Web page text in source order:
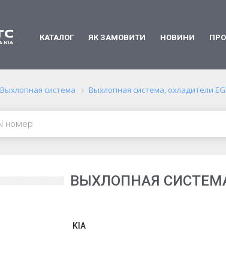
КАТАЛОГ ЯК ЗАМОВИТИ НОВИНИ
Выхлопная система Выхлопная система, охладители
ВЫХЛОПНАЯ
KIA